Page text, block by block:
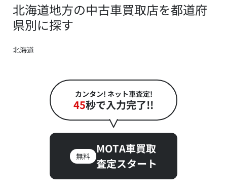
北海道地方の中古車買取店を都道府
県別に探す
北海道
カンタン! ネット車査定!
45秒で入力完了!!
無料
MOTA車買取
査定スタート